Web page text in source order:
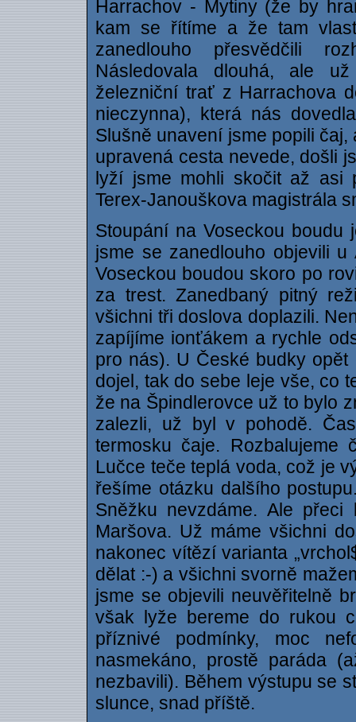
Harrachov - Mytiny (že by
kam se řítíme a že tam
zanedlouho přesvědčili
Následovala dlouhá, ale
železniční trať z Harrachova
nieczynna), která nás
Slušně unavení jsme popili
upravená cesta nevede, došli
lyží jsme mohli skočit až asi
Terex-Janouškova magistrála
Stoupání na Voseckou boudu
jsme se zanedlouho objevili
Voseckou boudou skoro po
za trest. Zanedbaný pitný
všichni tři doslova doplazili.
zapíjíme ionťákem a rychle
pro nás). U České budky
dojel, tak do sebe leje vše, co
že na Špindlerovce už to bylo
zalezli, už byl v pohodě.
termosku čaje. Rozbalujeme
Lučce teče teplá voda, což je
řešíme otázku dalšího
Sněžku nevzdáme. Ale
Maršova. Už máme všichni
nakonec vítězí varianta
dělat :-) a všichni svorně
jsme se objevili neuvěřitelně
však lyže bereme do rukou
příznivé podmínky, moc
nasmekáno, prostě paráda
nezbavili). Během výstupu se
slunce, snad příště.